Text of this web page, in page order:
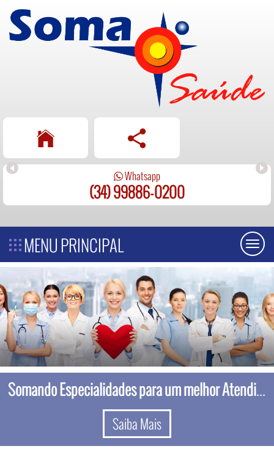
(34) 3256-0200
MENU PRINCIPAL
Serviços Complementares
Saiba Mais